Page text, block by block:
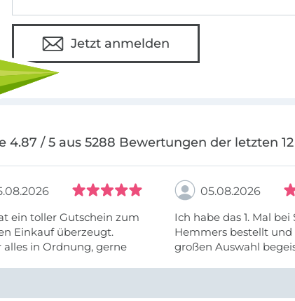
Jetzt anmelden
4.87 / 5 aus 5288 Bewertungen der letzten
ein toller Gutschein zum
Einkauf überzeugt.
alles in Ordnung, gerne
05.08.2026
Ich habe das 1. Mal bei
Hemmers bestellt und
großen Auswahl